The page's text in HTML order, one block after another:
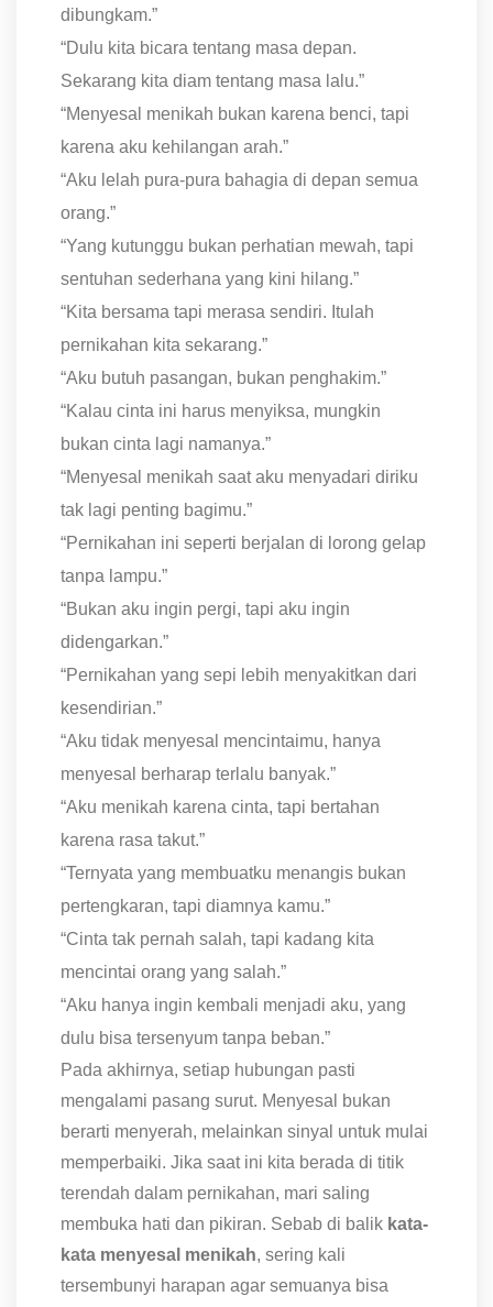
dibungkam.”
“Dulu kita bicara tentang masa depan.
Sekarang kita diam tentang masa lalu.”
“Menyesal menikah bukan karena benci, tapi
karena aku kehilangan arah.”
“Aku lelah pura-pura bahagia di depan semua
orang.”
“Yang kutunggu bukan perhatian mewah, tapi
sentuhan sederhana yang kini hilang.”
“Kita bersama tapi merasa sendiri. Itulah
pernikahan kita sekarang.”
“Aku butuh pasangan, bukan penghakim.”
“Kalau cinta ini harus menyiksa, mungkin
bukan cinta lagi namanya.”
“Menyesal menikah saat aku menyadari diriku
tak lagi penting bagimu.”
“Pernikahan ini seperti berjalan di lorong gelap
tanpa lampu.”
“Bukan aku ingin pergi, tapi aku ingin
didengarkan.”
“Pernikahan yang sepi lebih menyakitkan dari
kesendirian.”
“Aku tidak menyesal mencintaimu, hanya
menyesal berharap terlalu banyak.”
“Aku menikah karena cinta, tapi bertahan
karena rasa takut.”
“Ternyata yang membuatku menangis bukan
pertengkaran, tapi diamnya kamu.”
“Cinta tak pernah salah, tapi kadang kita
mencintai orang yang salah.”
“Aku hanya ingin kembali menjadi aku, yang
dulu bisa tersenyum tanpa beban.”
Pada akhirnya, setiap hubungan pasti
mengalami pasang surut. Menyesal bukan
berarti menyerah, melainkan sinyal untuk mulai
memperbaiki. Jika saat ini kita berada di titik
terendah dalam pernikahan, mari saling
membuka hati dan pikiran. Sebab di balik kata-
kata menyesal menikah, sering kali
tersembunyi harapan agar semuanya bisa